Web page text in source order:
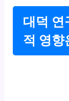
대덕 연
적 영향